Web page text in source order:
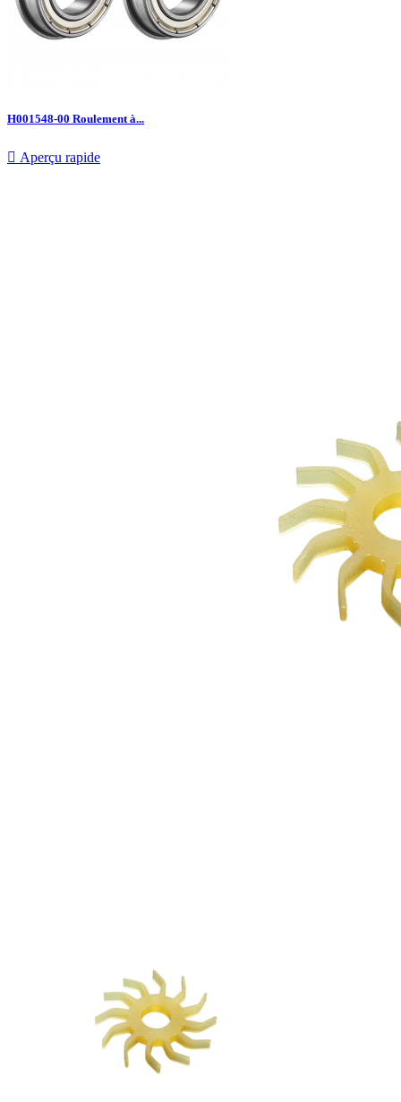
H001548-00 Roulement à...
 Aperçu rapide